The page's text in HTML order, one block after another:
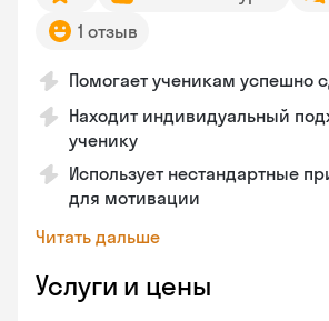
1 отзыв
Помогает ученикам успешно
Находит индивидуальный
ученику
Использует нестандартные
для мотивации
Читать дальше
Услуги и цены